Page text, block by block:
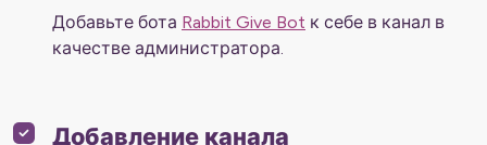
Добавьте бота Rabbit Give Bot к себе в канал в
качестве администратора.
Добавление канала